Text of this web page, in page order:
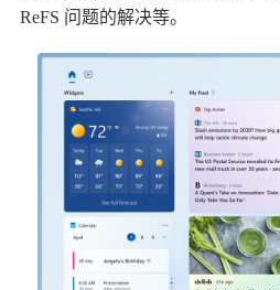
ReFS 问题的解决等。